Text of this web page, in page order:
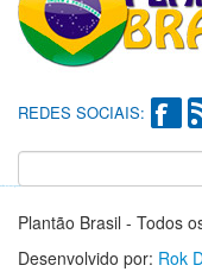
REDES SOCIAIS:
Plantão Brasil - Todos
Desenvolvido por: Rok